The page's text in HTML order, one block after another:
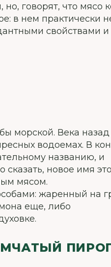
говорят, что мясо
в нем практически
свойствами и
морской. Века назад
водоемах. В
названию, и
сказать, новое имя
мясом.
жаренный на
еще, либо